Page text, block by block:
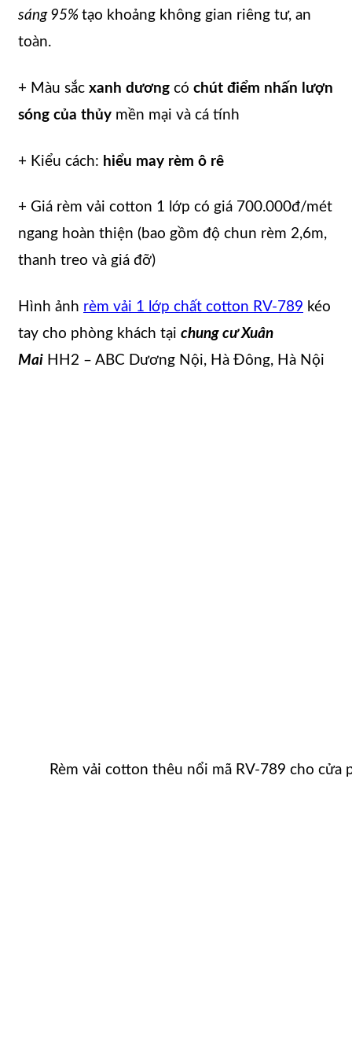
sáng 95% tạo khoảng không gian riêng tư, an
toàn.
+ Màu sắc xanh dương có chút điểm nhấn lượn
sóng của thủy mền mại và cá tính
+ Kiểu cách: hiểu may rèm ô rê
+ Giá rèm vải cotton 1 lớp có giá 700.000đ/mét
ngang hoàn thiện (bao gồm độ chun rèm 2,6m,
thanh treo và giá đỡ)
Hình ảnh rèm vải 1 lớp chất cotton RV-789 kéo
tay cho phòng khách tại chung cư Xuân
Mai HH2 – ABC Dương Nội, Hà Đông, Hà Nội
Rèm vải cotton thêu nổi mã RV-789 cho cửa